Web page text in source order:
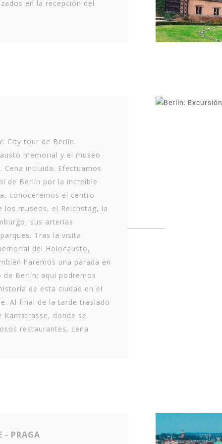
en la recepción del
City tour de Berlín.
memorial y el museo
Cena incluida. Efectuamos
de Berlín por la increíble
conoceremos el centro
los museos, el Reichstag, la
sus arterias
Tras la visita
del Holocausto,
haremos una parada en
Berlín; aquí podremos
de esta ciudad en el
Al final de la tarde traslado
Kantstrasse, donde se
restaurantes, cena
- PRAGA